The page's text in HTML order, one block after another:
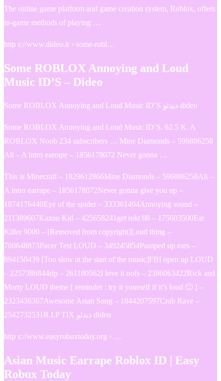
The online game platform and game creation system, Roblox, offers
in-game methods of playing …
http s://www.dideo.ir › some-robl…
Some ROBLOX Annoying and Loud
Music ID’S – Dideo
Some ROBLOX Annoying and Loud Music ID’S دیدئو dideo
Some ROBLOX Annoying and Loud Music ID’S. 62.5 K. A
ROBLOX Noob 234 subscribers … Mine Diamonds – 596886258
Ali – A intro earrape – 1856178072 Never gonna …
This is Minecraft – 1829612866Mine Diamonds – 596886258Ali –
A intro earrape – 1856178072Never gonna give you up –
1874176440Eye of the spider – 333361404Annoying sound –
211389607Kazoo Kid – 425658241get rekt 08 – 175603500Ear
Killer 9000 – [Removed from copyright]Loud thing –
700648873Pacer Test LOUD – 349245854Pumped up ears –
894150439 [Too slow at the start of the music]FBI open up LOUD
– 2257386844rip – 261180562I love it oofs – 2386063422Rick and
Morty LOUD theme [ reminder : try it yourself if it’s loud 🙂 ] –
2323436367Awesome Asian Song – 1844207597Crab Rave –
2542732531R.I.P TIX دیدئو dideo
http s://www.easyrobuxtoday.org › …
Asian Music Earrape Roblox ID | Easy
Robux Today